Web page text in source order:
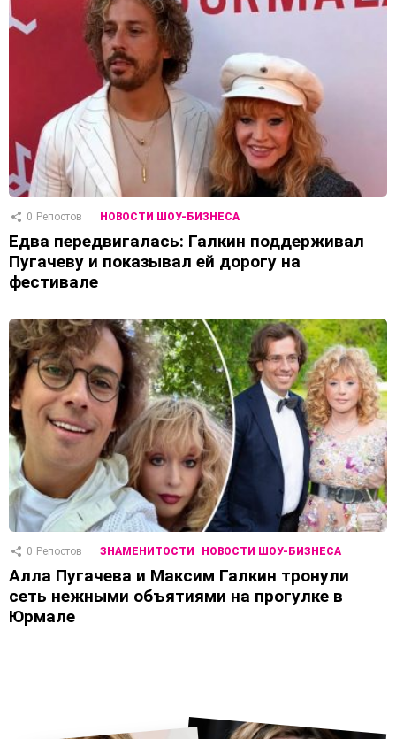
0 Репостов НОВОСТИ ШОУ-БИЗНЕСА
Едва передвигалась: Галкин поддерживал
Пугачеву и показывал ей дорогу на
фестивале
0 Репостов ЗНАМЕНИТОСТИ НОВОСТИ ШОУ-БИЗНЕСА
Алла Пугачева и Максим Галкин тронули
сеть нежными объятиями на прогулке в
Юрмале